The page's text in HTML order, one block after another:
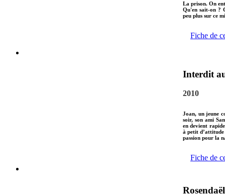
La prison. On
Qu'en sait-on ?
peu plus sur ce
Fiche de
Interdit
2010
Joan, un jeune
soir, son ami
en devient
à petit d’attitude
passion pour la
Fiche de